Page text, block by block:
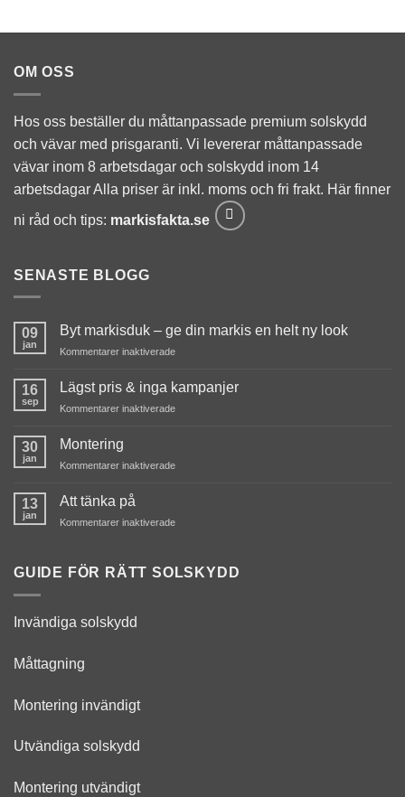
OM OSS
Hos oss beställer du måttanpassade premium solskydd
och vävar med prisgaranti. Vi levererar måttanpassade
vävar inom 8 arbetsdagar och solskydd inom 14
arbetsdagar Alla priser är inkl. moms och fri frakt. Här finner
ni råd och tips: markisfakta.se
SENASTE BLOGG
09
jan
Byt markisduk – ge din markis en helt ny look
Kommentarer inaktiveradeför
markisduk
ge
16
sep
Lägst pris & inga kampanjer
Kommentarer inaktiveradeför
inga
30
jan
Montering
Kommentarer inaktiveradeför
13
jan
Att tänka på
Kommentarer inaktiveradeför
på
GUIDE FÖR RÄTT SOLSKYDD
Invändiga solskydd
Måttagning
Montering invändigt
Utvändiga solskydd
Montering utvändigt